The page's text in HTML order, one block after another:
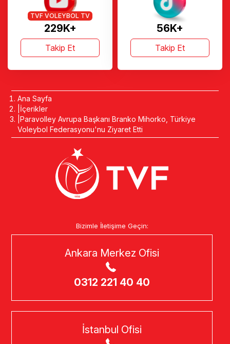
229K+
TVF VOLEYBOL TV
Takip Et
56K+
Takip Et
Ana Sayfa
İçerikler
Paravolley Avrupa Başkanı Branko Mihorko, Türkiye
Voleybol Federasyonu'nu Ziyaret Etti
Bizimle İletişime Geçin:
Ankara Merkez Ofisi
0312 221 40 40
İstanbul Ofisi